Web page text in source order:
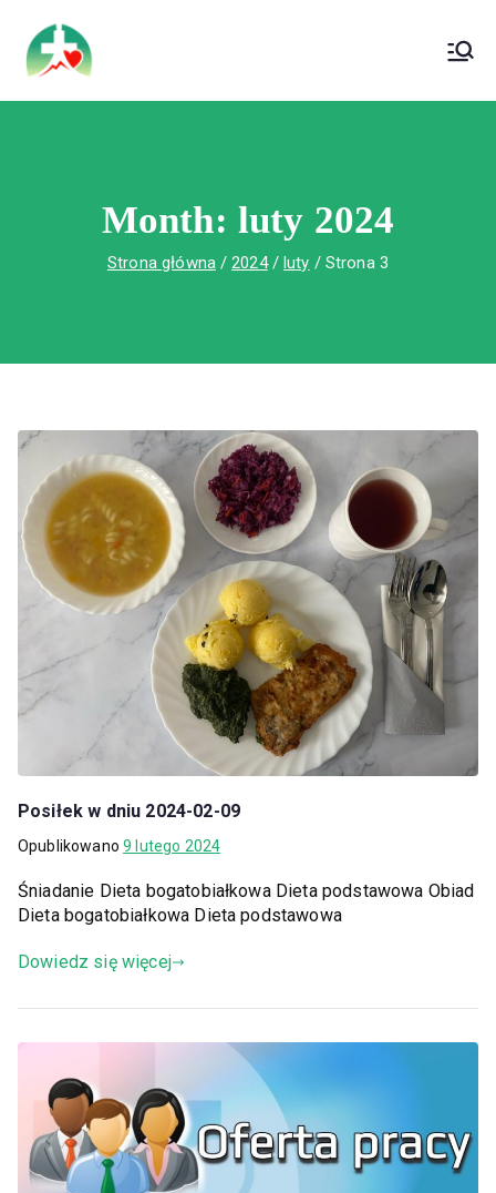
treści
Wojewódzki Szpital Specjalistyczny im.
Św. Rafała w Czerwonej Górze
Month: luty 2024
Strona główna 2024 luty Strona 3
Posiłek w dniu 2024-02-09
Opublikowano9 lutego 2024
Śniadanie Dieta bogatobiałkowa Dieta podstawowa Obiad
Dieta bogatobiałkowa Dieta podstawowa
Dowiedz się więcej